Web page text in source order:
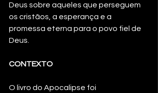
Deus sobre aqueles que perseguem
os cristãos, a esperança e a
promessa eterna para o povo fiel de
Deus.
CONTEXTO
O livro do Apocalipse foi